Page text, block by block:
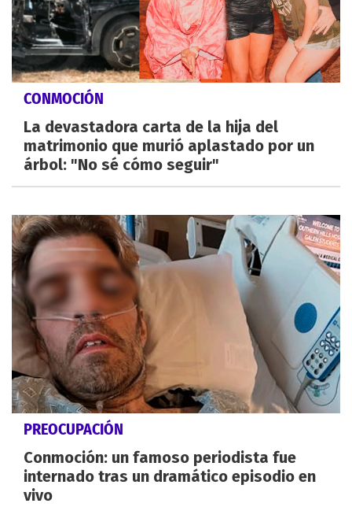
CONMOCIÓN
La devastadora carta de la hija del
matrimonio que murió aplastado por un
árbol: "No sé cómo seguir"
PREOCUPACIÓN
Conmoción: un famoso periodista fue
internado tras un dramático episodio en
vivo